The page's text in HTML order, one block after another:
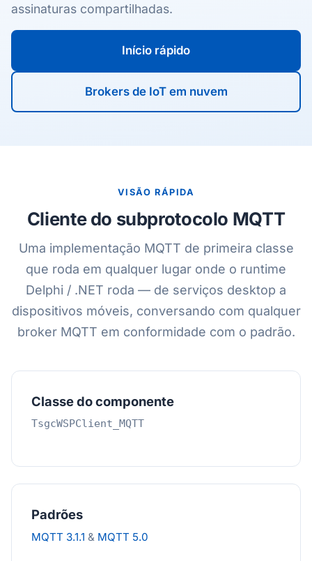
assinaturas compartilhadas.
Início rápido
Brokers de IoT em nuvem
VISÃO RÁPIDA
Cliente do subprotocolo MQTT
Uma implementação MQTT de primeira classe
que roda em qualquer lugar onde o runtime
Delphi / .NET roda — de serviços desktop a
dispositivos móveis, conversando com qualquer
broker MQTT em conformidade com o padrão.
Classe do componente
TsgcWSPClient_MQTT
Padrões
MQTT 3.1.1 & MQTT 5.0